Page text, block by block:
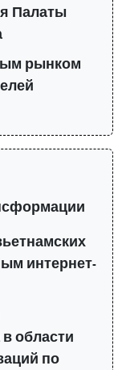
Палаты
рынком
интернет-
области
по